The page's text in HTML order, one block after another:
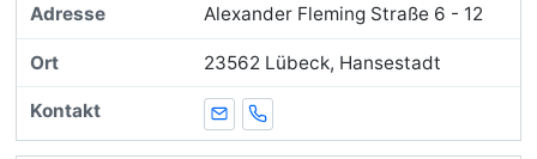
Alexander Fleming Straße 6 - 12
23562 Lübeck, Hansestadt
E-MailTelefon